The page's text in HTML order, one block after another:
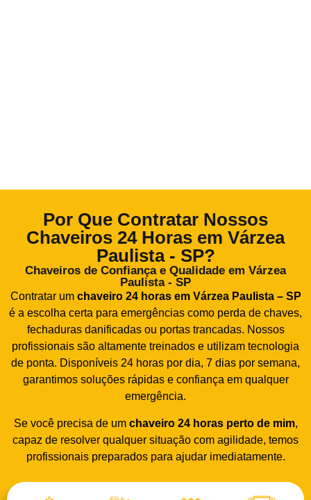
Por Que Contratar Nossos
Chaveiros 24 Horas em Várzea
Paulista - SP?
Chaveiros de Confiança e Qualidade em Várzea
Paulista - SP
Contratar um chaveiro 24 horas em Várzea Paulista – SP
é a escolha certa para emergências como perda de chaves,
fechaduras danificadas ou portas trancadas. Nossos
profissionais são altamente treinados e utilizam tecnologia
de ponta. Disponíveis 24 horas por dia, 7 dias por semana,
garantimos soluções rápidas e confiança em qualquer
emergência.
Se você precisa de um chaveiro 24 horasperto de mim,
capaz de resolver qualquer situação com agilidade, temos
profissionais preparados para ajudar imediatamente.